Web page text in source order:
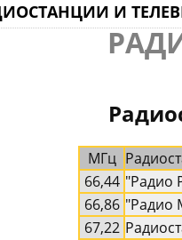
И
МГц
66,44 "Радио
66,86 "Радио
67,22